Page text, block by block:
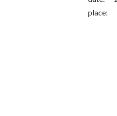
place:
〒
Tel: